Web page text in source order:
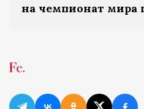
на чемпионат мира